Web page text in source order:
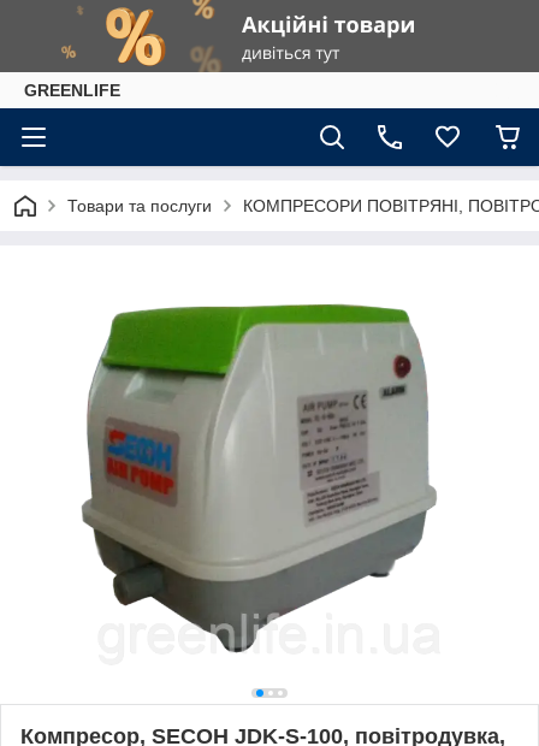
GREENLIFE
Товари та послуги КОМПРЕСОРИ ПОВІТРЯНІ,
Компресор, SECOH JDK-S-100, повітродувка,